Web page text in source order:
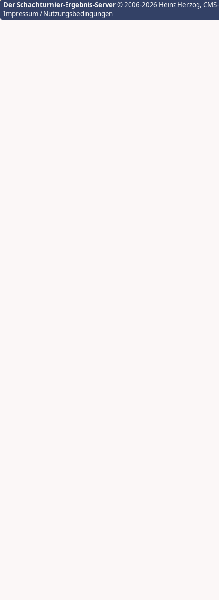
Der Schachturnier-Ergebnis-Server© 2006-2026 Heinz Herzog,
Impressum / Nutzungsbedingungen